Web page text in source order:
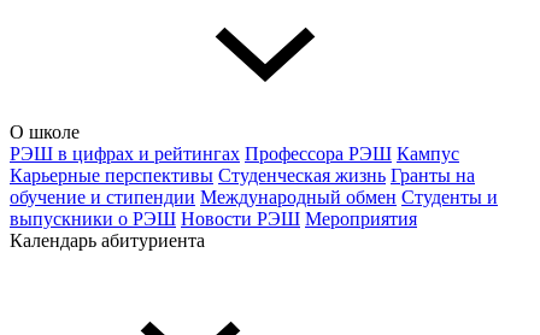
О школе
РЭШ в цифрах и рейтингах Профессора РЭШ Кампус
Карьерные перспективы Студенческая жизнь Гранты на
обучение и стипендии Международный обмен Студенты и
выпускники о РЭШ Новости РЭШ Мероприятия
Календарь абитуриента